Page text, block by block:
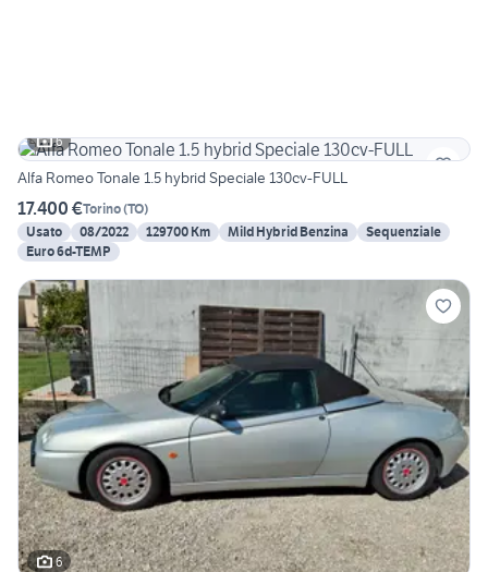
6
Alfa Romeo Tonale 1.5 hybrid Speciale 130cv-FULL
17.400 €Torino(TO)
Usato
08/2022 129700 Km Mild Hybrid Benzina
Sequenziale
Euro 6d-TEMP
6